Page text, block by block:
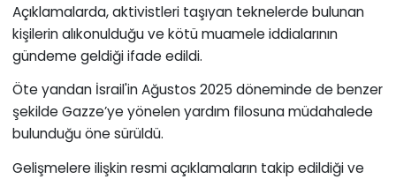
Açıklamalarda, aktivistleri taşıyan teknelerde bulunan
kişilerin alıkonulduğu ve kötü muamele iddialarının
gündeme geldiği ifade edildi.
Öte yandan İsrail'in Ağustos 2025 döneminde de benzer
şekilde Gazze’ye yönelen yardım filosuna müdahalede
bulunduğu öne sürüldü.
Gelişmelere ilişkin resmi açıklamaların takip edildiği ve